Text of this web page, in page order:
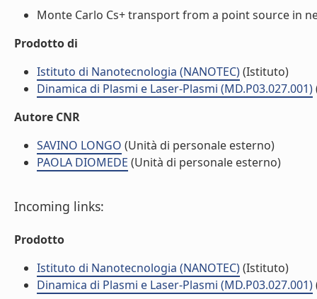
Monte Carlo Cs+ transport from a point source in
Prodotto di
Istituto di Nanotecnologia (NANOTEC)(Istituto)
Dinamica di Plasmi e Laser-Plasmi (MD.P03.027.001)
Autore CNR
SAVINO LONGO (Unità di personale esterno)
PAOLA DIOMEDE (Unità di personale esterno)
Incoming links:
Prodotto
Istituto di Nanotecnologia (NANOTEC)(Istituto)
Dinamica di Plasmi e Laser-Plasmi (MD.P03.027.001)